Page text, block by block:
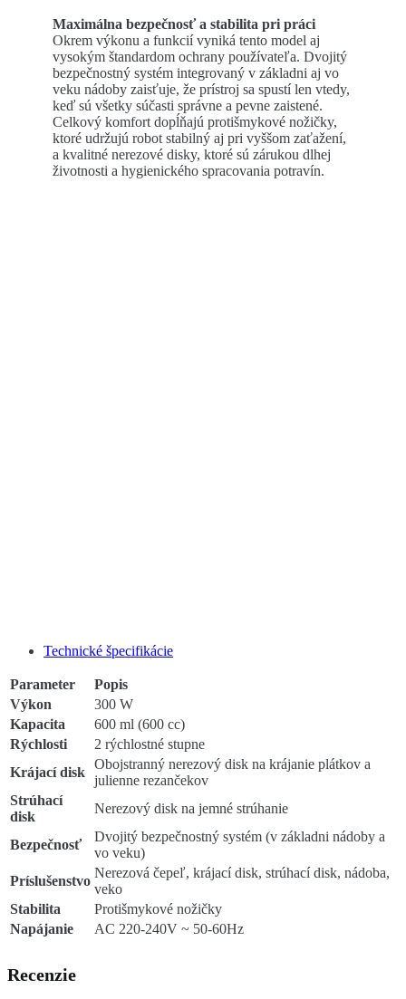
Maximálna bezpečnosť a stabilita pri práci
Okrem výkonu a funkcií vyniká tento model aj
vysokým štandardom ochrany používateľa. Dvojitý
bezpečnostný systém integrovaný v základni aj vo
veku nádoby zaisťuje, že prístroj sa spustí len vtedy,
keď sú všetky súčasti správne a pevne zaistené.
Celkový komfort dopĺňajú protišmykové nožičky,
ktoré udržujú robot stabilný aj pri vyššom zaťažení,
a kvalitné nerezové disky, ktoré sú zárukou dlhej
životnosti a hygienického spracovania potravín.
Technické špecifikácie
Parameter
Popis
Výkon
300 W
Kapacita
600 ml (600 cc)
Rýchlosti
2 rýchlostné stupne
Krájací disk
Obojstranný nerezový disk na krájanie plátkov a
julienne rezančekov
Strúhací
disk
Nerezový disk na jemné strúhanie
Bezpečnosť
Dvojitý bezpečnostný systém (v základni nádoby a
vo veku)
Príslušenstvo
Nerezová čepeľ, krájací disk, strúhací disk, nádoba,
veko
Stabilita
Protišmykové nožičky
Napájanie
AC 220-240V ~ 50-60Hz
Recenzie